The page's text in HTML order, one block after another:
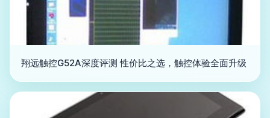
翔远触控G52A深度评测 性价比之选，触控体验全面升级